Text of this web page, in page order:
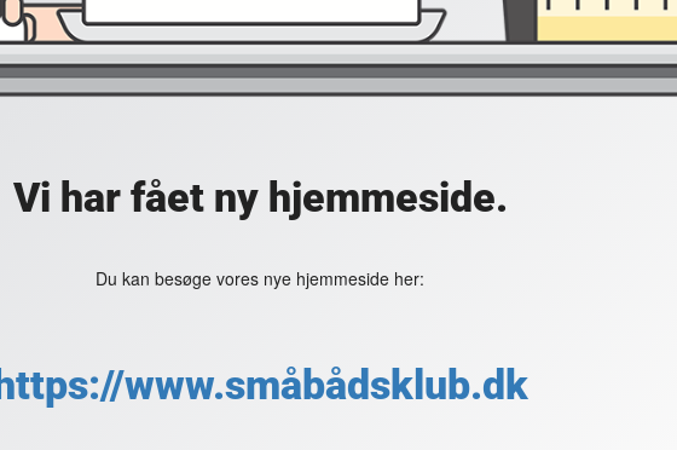
Vi har fået ny hjemmeside.
Du kan besøge vores nye hjemmeside her:
https://www.småbådsklub.dk